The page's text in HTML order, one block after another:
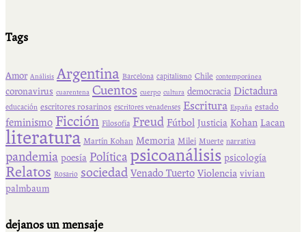
Tags
Amor Análisis Argentina Barcelona capitalismo Chile contemporánea
coronavirus cuarentena Cuentos cuerpo cultura democracia Dictadura
educación escritores rosarinos escritores venadenses Escritura España estado
feminismo Ficción Filosofía Freud Fútbol Justicia Kohan Lacan
literatura Martín Kohan Memoria Milei Muerte narrativa
pandemia poesía Política psicoanálisis psicología
Relatos Rosario sociedad Venado Tuerto Violencia vivian
palmbaum
dejanos un mensaje